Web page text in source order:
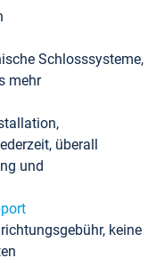
Schlosssysteme,
mehr
überall
und
keine